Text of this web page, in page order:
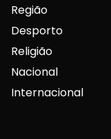
Região
Desporto
Religião
Nacional
Internacional